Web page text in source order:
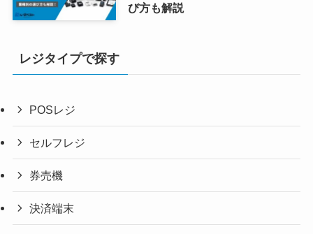
び方も解説
レジタイプで探す
POSレジ
セルフレジ
券売機
決済端末